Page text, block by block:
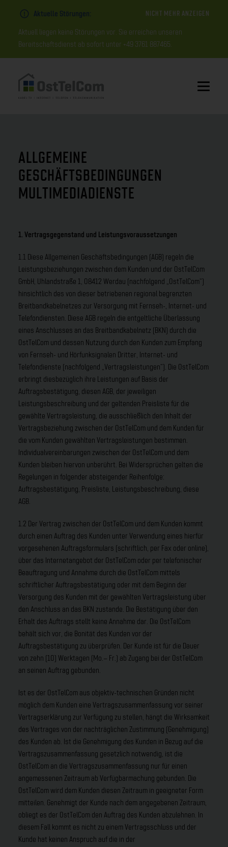
ALLGEMEINE
GESCHÄFTSBEDINGUNGEN
MULTIMEDIADIENSTE
1. Vertragsgegenstand und Leistungsvoraussetzungen
1.1 Diese Allgemeinen Geschäftsbedingungen (AGB) regeln die
Leistungsbeziehungen zwischen dem Kunden und der OstTelCom
GmbH, Uhlandstraße 1, 08412 Werdau (nachfolgend „OstTelCom“)
hinsichtlich des von dieser betriebenen regional begrenzten
Breitbandkabelnetzes zur Versorgung mit Fernseh-, Internet- und
Telefondiensten. Diese AGB regeln die entgeltliche Überlassung
eines Anschlusses an das Breitbandkabelnetz (BKN) durch die
OstTelCom und dessen Nutzung durch den Kunden zum Empfang
von Fernseh- und Hörfunksignalen Dritter, Internet- und
Telefondienste (nachfolgend „Vertragsleistungen“). Die OstTelCom
erbringt diesbezüglich ihre Leistungen auf Basis der
Auftragsbestätigung, diesen AGB, der jeweiligen
Leistungsbeschreibung und der geltenden Preisliste für die
gewählte Vertragsleistung, die ausschließlich den Inhalt der
Vertragsbeziehung zwischen der OstTelCom und dem Kunden für
die vom Kunden gewählten Vertragsleistungen bestimmen.
Individualvereinbarungen zwischen der OstTelCom und dem
Kunden bleiben hiervon unberührt. Bei Widersprüchen gelten die
Regelungen in folgender absteigender Reihenfolge:
Auftragsbestätigung, Preisliste, Leistungsbeschreibung, diese
AGB.
1.2 Der Vertrag zwischen der OstTelCom und dem Kunden kommt
durch einen Auftrag des Kunden unter Verwendung eines hierfür
vorgesehenen Auftragsformulars (schriftlich, per Fax oder online),
über das Internetangebot der OstTelCom oder per telefonischer
Beauftragung und Annahme durch die OstTelCom mittels
schriftlicher Auftragsbestätigung oder mit dem Beginn der
Versorgung des Kunden mit der gewählten Vertragsleistung über
den Anschluss an das BKN zustande. Die Bestätigung über den
Erhalt des Auftrags stellt keine Annahme dar. Die OstTelCom
behält sich vor, die Bonität des Kunden vor der
Auftragsbestätigung zu überprüfen. Der Kunde ist für die Dauer
von zehn (10) Werktagen (Mo.– Fr.) ab Zugang bei der OstTelCom
an seinen Auftrag gebunden.
Ist es der OstTelCom aus objektiv-technischen Gründen nicht
möglich dem Kunden eine Vertragszusammenfassung vor seiner
Vertragserklärung zur Verfügung zu stellen, hängt die Wirksamkeit
des Vertrages von der nachträglichen Zustimmung (Genehmigung)
des Kunden ab. Ist die Genehmigung des Kunden in Bezug auf die
Vertragszusammenfassung gesetzlich notwendig, ist die
OstTelCom an die Vertragszusammenfassung nur für einen
angemessenen Zeitraum ab Verfügbarmachung gebunden. Die
OstTelCom wird dem Kunden diesen Zeitraum in geeigneter Form
mitteilen. Genehmigt der Kunde nach dem angegebenen Zeitraum,
obliegt es der OstTelCom den Auftrag des Kunden abzulehnen. In
diesem Fall kommt es nicht zu einem Vertragsschluss und der
Kunde hat keinen Anspruch auf die in der
Aktuelle Störungen:
Aktuell liegen keine Störungen vor. Sie erreichen unseren
Bereitschaftsdienst ab sofort unter +49 3761 887465.
NICHT MEHR ANZEIGEN